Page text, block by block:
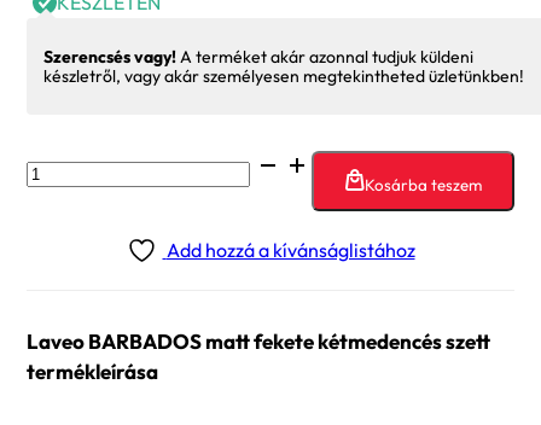
Szerencsés vagy!A terméket akár azonnal tudjuk küldeni
készletről, vagy akár személyesen megtekintheted üzletünkben!
Laveo
BARBADOS
mennyiség
Kosárba teszem
Add hozzá a kívánságlistához
Laveo BARBADOS matt fekete kétmedencés szett
termékleírása